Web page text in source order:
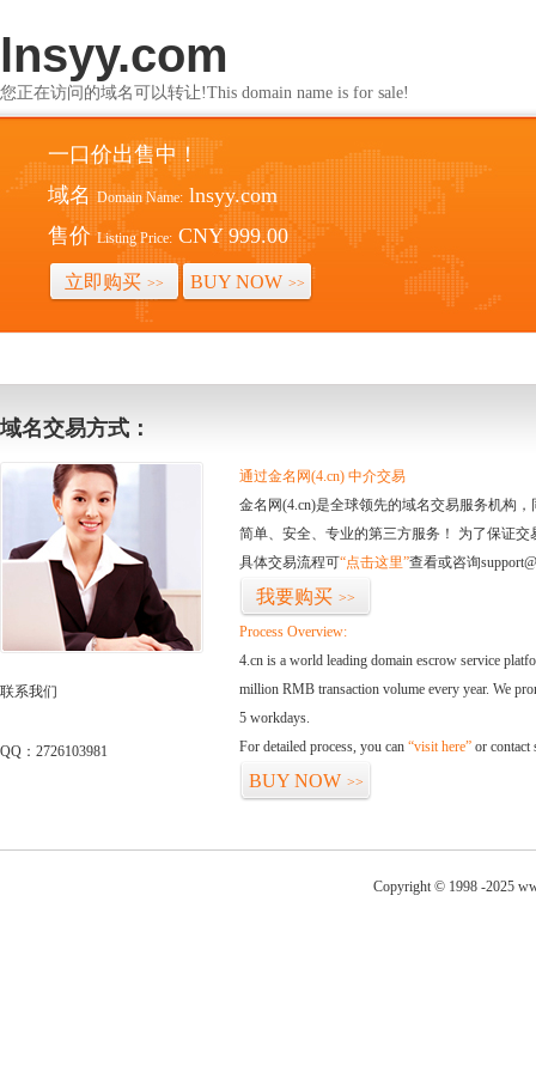
lnsyy.com
您正在访问的域名可以转让!This domain name is for sale!
一口价出售中！
域名 Domain Name: lnsyy.com
售价 Listing Price: CNY 999.00
立即购买 >> BUY NOW >>
域名交易方式：
联系我们
QQ：2726103981
通过金名网(4.cn) 中介交易
金名网(4.cn)是全球领先的域名交易服务机构
简单、安全、专业的第三方服务！ 为了保证
具体交易流程可“点击这里”查看或咨询
我要购买 >>
Process Overview:
4.cn is a world leading domain escrow service
million RMB transaction volume every year. We
5 workdays.
For detailed process, you can “visit here” or contact
BUY NOW >>
Copyright © 1998 -2025